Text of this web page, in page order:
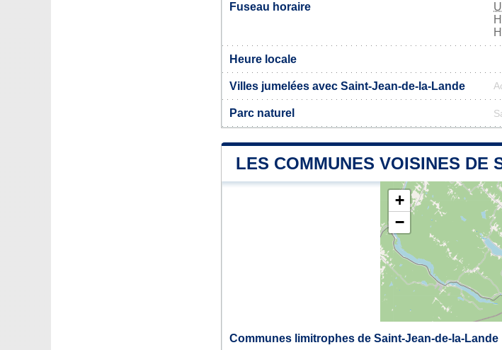
Fuseau horaire
Heure locale
Villes jumelées avec Saint-Jean-de-la-Lande
Parc naturel
LES COMMUNES VOISINES DE
+
−
Communes limitrophes de Saint-Jean-de-la-Lande